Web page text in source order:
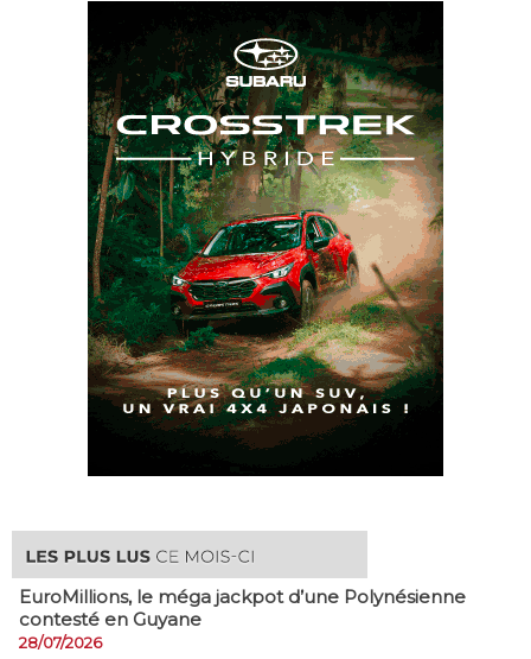
EuroMillions, ​le méga jackpot d’une Polynésienne
contesté en Guyane
28/07/2026